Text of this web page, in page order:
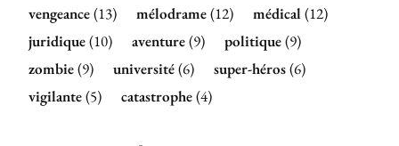
vengeance(13) mélodrame(12) médical(12)
juridique(10) aventure(9) politique(9)
zombie(9) université(6) super-héros(6)
vigilante(5) catastrophe(4)